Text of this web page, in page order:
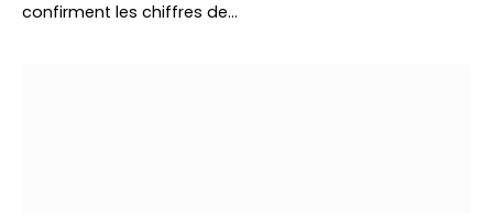
confirment les chiffres de…